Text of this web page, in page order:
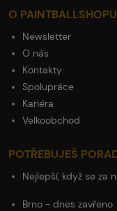
O PAINTBALLSHOPU
Newsletter
O nás
Kontakty
Spolupráce
Kariéra
Velkoobchod
POTŘEBUJEŠ
Nejlepší, když se za
Brno - dnes zavřeno